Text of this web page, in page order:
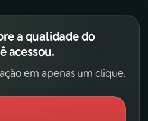
a qualidade do
acessou.
em apenas um clique.